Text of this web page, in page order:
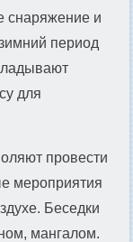
снаряжение и
период
для
провести
мероприятия
Беседки
мангалом.